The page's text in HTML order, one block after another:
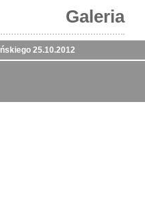
Galeria
25.10.2012